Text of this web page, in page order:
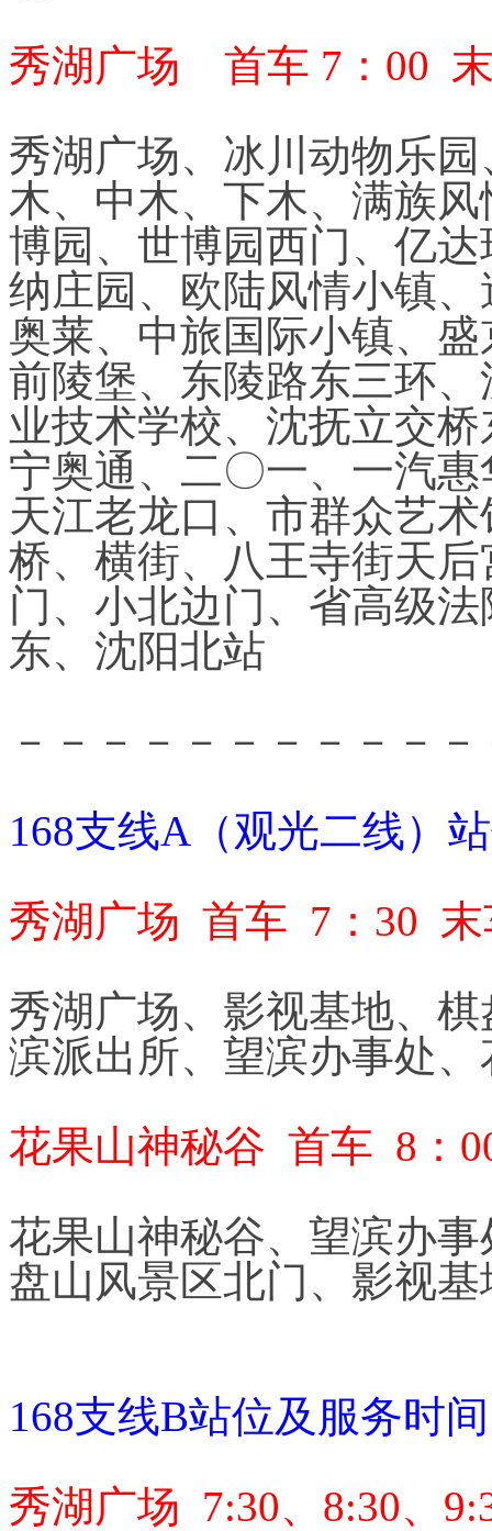
秀湖广场 首车 7：00
秀湖广场、冰川动物乐
木、中木、下木、满族
博园、世博园西门、亿
纳庄园、欧陆风情小镇
奥莱、中旅国际小镇、
前陵堡、东陵路东三环
业技术学校、沈抚立交
宁奥通、二〇一、一汽
天江老龙口、市群众艺
桥、横街、八王寺街天
门、小北边门、省高级
东、沈阳北站
－－－－－－－－－－
168支线A（观光二线）
秀湖广场 首车 7：30 末
秀湖广场、影视基地、
滨派出所、望滨办事处
花果山神秘谷 首车 8：
花果山神秘谷、望滨办
盘山风景区北门、影视
168支线B站位及服务时
秀湖广场 7:30、8:30、